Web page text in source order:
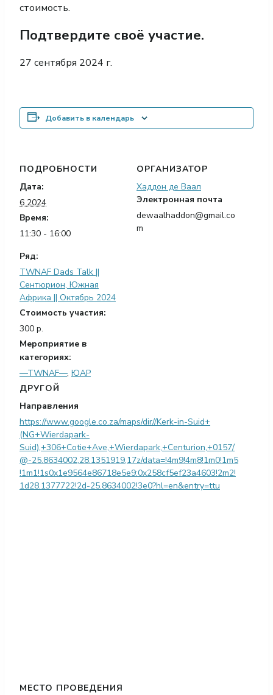
стоимость.
Подтвердите своё участие.
27 сентября 2024 г.
Добавить в календарь
ПОДРОБНОСТИ
Дата:
6 2024
Время:
11:30 - 16:00
Ряд:
TWNAF Dads Talk ||
Сентюрион, Южная
Африка || Октябрь 2024
Стоимость участия:
300 р.
Мероприятие в
категориях:
—TWNAF—, ЮАР
ОРГАНИЗАТОР
Хаддон де Ваал
Электронная почта
dewaalhaddon@gmail.co
m
ДРУГОЙ
Направления
https://www.google.co.za/maps/dir//Kerk-in-Suid+
(NG+Wierdapark-
Suid),+306+Cotie+Ave,+Wierdapark,+Centurion,+0157/
@-25.8634002,28.1351919,17z/data=!4m9!4m8!1m0!1m5
!1m1!1s0x1e9564e86718e5e9:0x258cf5ef23a4603!2m2!
1d28.1377722!2d-25.8634002!3e0?hl=en&entry=ttu
МЕСТО ПРОВЕДЕНИЯ